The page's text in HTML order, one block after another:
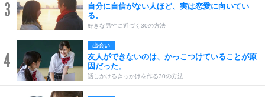
3
自分に自信がない人ほど、実は恋愛に向いてい
る。
好きな男性に近づく30の方法
4
出会い
友人ができないのは、かっこつけていることが原
因だった。
話しかけるきっかけを作る30の方法